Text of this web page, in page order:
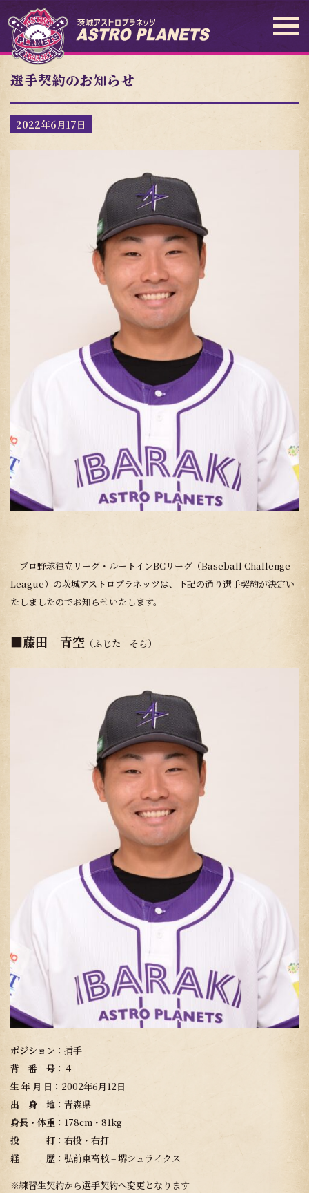
選手契約のお知らせ
2022年6月17日
プロ野球独立リーグ・ルートインBCリーグ（Baseball Challenge
League）の茨城アストロプラネッツは、下記の通り選手契約が決定い
たしましたのでお知らせいたします。
■藤田 青空 （ふじた そら）
ポジション： 捕手
背 番 号： ４
生 年 月 日： 2002年6月12日
出 身 地： 青森県
身長・体重： 178cm・81kg
投 打： 右投・右打
経 歴： 弘前東高校 – 堺シュライクス
※練習生契約から選手契約へ変更となります